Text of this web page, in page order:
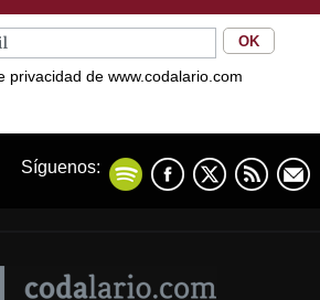
privacidad de www.codalario.com
Síguenos: